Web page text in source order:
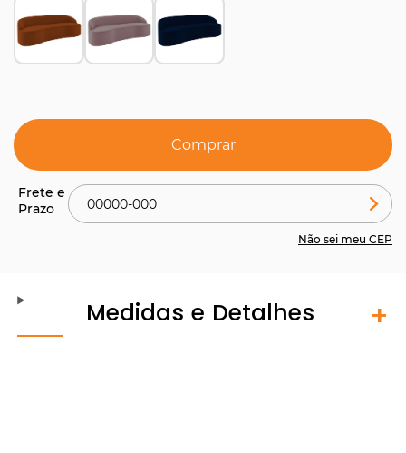
Comprar
Não sei meu CEP
Medidas e Detalhes